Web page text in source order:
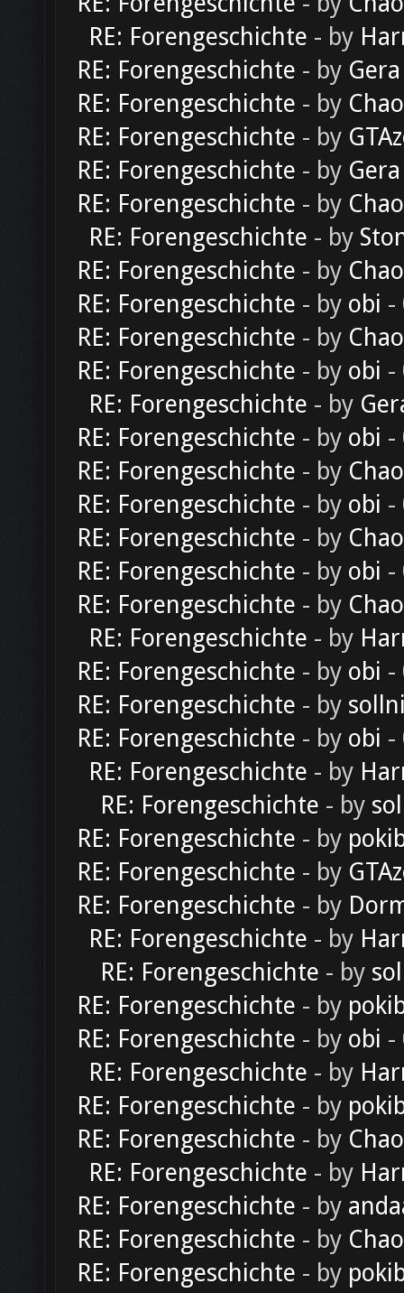
RE: Forengeschichte - by
RE: Forengeschichte - by Gera
RE: Forengeschichte - by
RE: Forengeschichte - by
RE: Forengeschichte - by Gera
RE: Forengeschichte - by
RE: Forengeschichte - by
RE: Forengeschichte - by
RE: Forengeschichte - by obi -
RE: Forengeschichte - by
RE: Forengeschichte - by obi -
RE: Forengeschichte - by
RE: Forengeschichte - by obi -
RE: Forengeschichte - by
RE: Forengeschichte - by obi -
RE: Forengeschichte - by
RE: Forengeschichte - by obi -
RE: Forengeschichte - by
RE: Forengeschichte - by
RE: Forengeschichte - by obi -
RE: Forengeschichte - by
RE: Forengeschichte - by obi -
RE: Forengeschichte - by
RE: Forengeschichte - by
RE: Forengeschichte - by
RE: Forengeschichte - by
RE: Forengeschichte - by
RE: Forengeschichte - by
RE: Forengeschichte - by
RE: Forengeschichte - by
RE: Forengeschichte - by obi -
RE: Forengeschichte - by
RE: Forengeschichte - by
RE: Forengeschichte - by
RE: Forengeschichte - by
RE: Forengeschichte - by
RE: Forengeschichte - by
RE: Forengeschichte - by